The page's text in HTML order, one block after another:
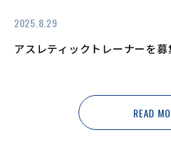
2025.8.29
アスレティックトレーナーを募
READ